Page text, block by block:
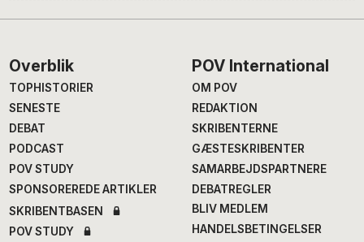
Footer
Overblik
TOPHISTORIER
SENESTE
DEBAT
PODCAST
POV STUDY
SPONSOREREDE ARTIKLER
SKRIBENTBASEN
POV STUDY
POV International
OM POV
REDAKTION
SKRIBENTERNE
GÆSTESKRIBENTER
SAMARBEJDSPARTNERE
DEBATREGLER
BLIV MEDLEM
HANDELSBETINGELSER